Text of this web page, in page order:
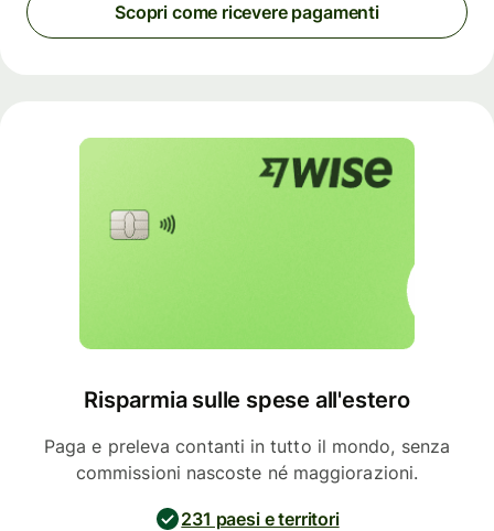
Scopri come ricevere pagamenti
Risparmia sulle spese all'estero
Paga e preleva contanti in tutto il mondo, senza
commissioni nascoste né maggiorazioni.
231 paesi e territori